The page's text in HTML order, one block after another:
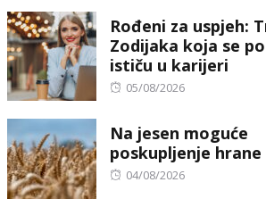
Rođeni za uspjeh:
Zodijaka koja se
ističu u karijeri
Posted
05/08/2026
Na jesen moguće
poskupljenje hrane
Posted
04/08/2026